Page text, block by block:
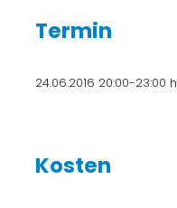
Termin
24.06.2016 20:00-23:00 h
Kosten